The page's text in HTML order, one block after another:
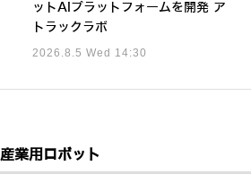
ットAIプラットフォームを開発 ア
トラックラボ
2026.8.5 Wed 14:30
産業用ロボット